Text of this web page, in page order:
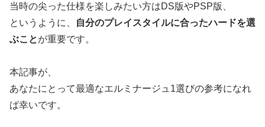
当時の尖った仕様を楽しみたい方はDS版やPSP版、
というように、
自分のプレイスタイルに合ったハードを選
ぶことが重要です。
本記事が、
あなたにとって最適なエルミナージュ1選びの参考になれ
ば幸いです。